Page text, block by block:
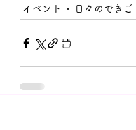
イベント 日々のできご